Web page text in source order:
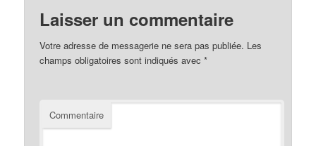
Laisser un commentaire
Votre adresse de messagerie ne sera pas publiée. Les
champs obligatoires sont indiqués avec*
Commentaire